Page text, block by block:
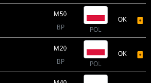
M50
BP
POL
OK
M20
BP
POL
OK